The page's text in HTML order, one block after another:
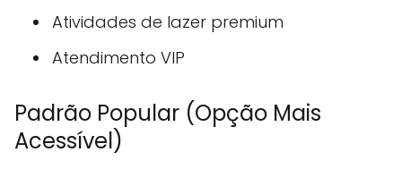
Atividades de lazer premium
Atendimento VIP
Padrão Popular (Opção Mais
Acessível)